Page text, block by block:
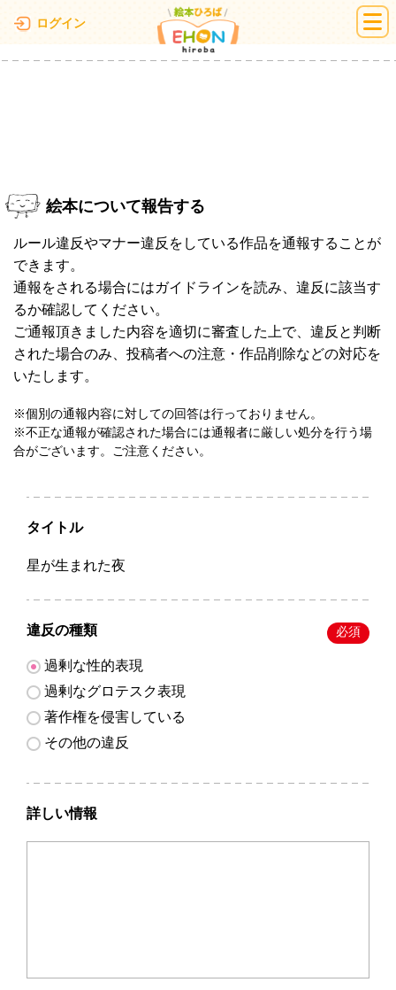
ログイン 絵本ひろば
絵本について報告する
ルール違反やマナー違反をしている作品を通報することが
できます。
通報をされる場合にはガイドラインを読み、違反に該当す
るか確認してください。
ご通報頂きました内容を適切に審査した上で、違反と判断
された場合のみ、投稿者への注意・作品削除などの対応を
いたします。
※個別の通報内容に対しての回答は行っておりません。
※不正な通報が確認された場合には通報者に厳しい処分を行う場
合がございます。ご注意ください。
タイトル
星が生まれた夜
違反の種類 必須
過剰な性的表現
過剰なグロテスク表現
著作権を侵害している
その他の違反
詳しい情報